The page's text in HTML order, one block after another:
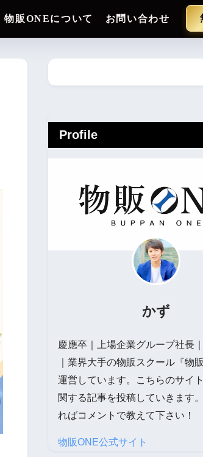
物販ONEについて お問い合わせ
Profile
かず
慶應卒｜上場企業グループ社長
｜業界大手の物販スクール『物
運営しています。こちらのサイ
関する記事を投稿していきます
ればコメントで教えて下さい！
物販ONE公式サイト